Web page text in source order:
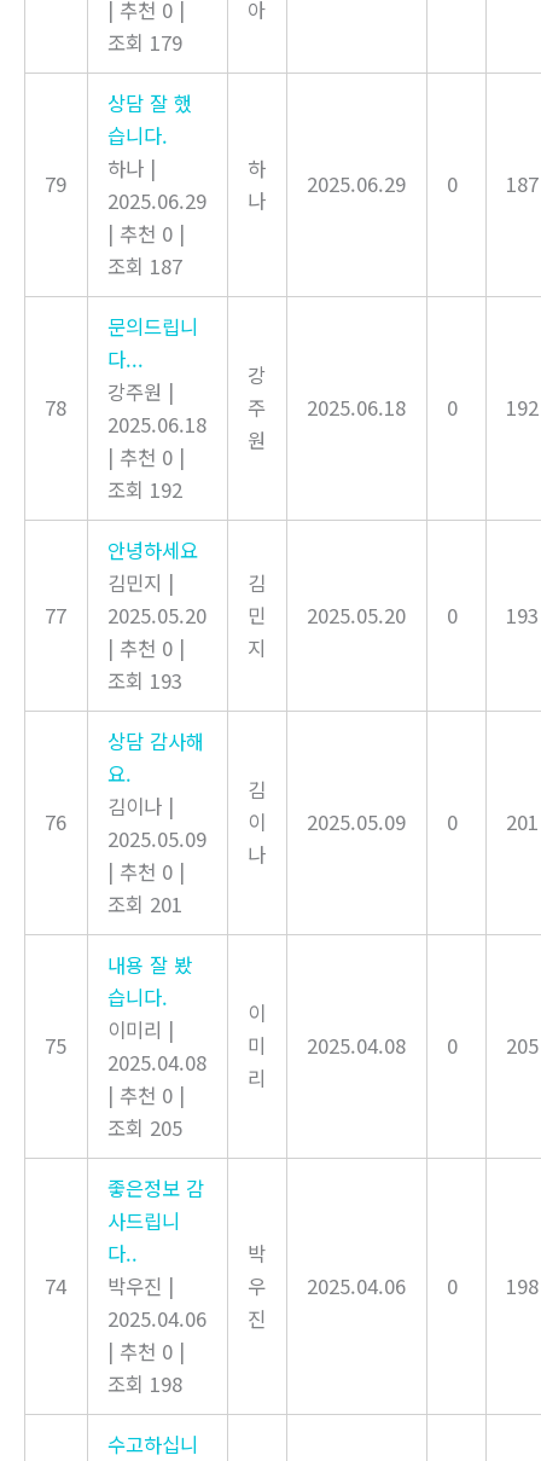
| 추천 0 |
조회 179
아
79
상담 잘 했
습니다.
하나 |
2025.06.29
| 추천 0 |
조회 187
하
나
2025.06.29 0 187
78
문의드립니
다...
강주원 |
2025.06.18
| 추천 0 |
조회 192
강
주
원
2025.06.18 0 192
77
안녕하세요
김민지 |
2025.05.20
| 추천 0 |
조회 193
김
민
지
2025.05.20 0 193
76
상담 감사해
요.
김이나 |
2025.05.09
| 추천 0 |
조회 201
김
이
나
2025.05.09 0 201
75
내용 잘 봤
습니다.
이미리 |
2025.04.08
| 추천 0 |
조회 205
이
미
리
2025.04.08 0 205
74
좋은정보 감
사드립니
다..
박우진 |
2025.04.06
| 추천 0 |
조회 198
박
우
진
2025.04.06 0 198
수고하십니